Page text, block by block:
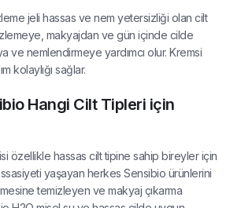
jeli hassas ve nem yetersizliği olan cilt
makyajdan ve gün içinde cilde
ve nemlendirmeye yardımcı olur. Kremsi
kolaylığı sağlar.
Hangi Cilt Tipleri için
özellikle hassas cilt tipine sahip bireyler için
yaşayan herkes Sensibio ürünlerini
temizleyen ve makyaj çıkarma